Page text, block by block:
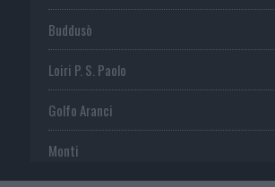
Buddusò
Loiri P. S. Paolo
Golfo Aranci
Monti